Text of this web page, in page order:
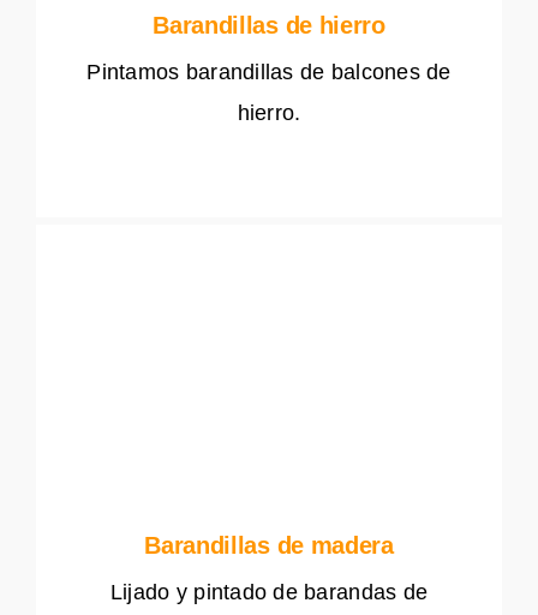
Barandillas de hierro
Pintamos barandillas de balcones de
hierro.
Barandillas de madera
Lijado y pintado de barandas de